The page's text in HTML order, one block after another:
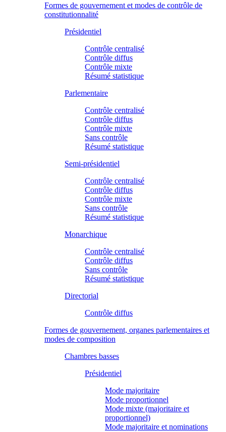
Formes de gouvernement et modes de contrôle de
constitutionnalité
Présidentiel
Contrôle centralisé
Contrôle diffus
Contrôle mixte
Résumé statistique
Parlementaire
Contrôle centralisé
Contrôle diffus
Contrôle mixte
Sans contrôle
Résumé statistique
Semi-présidentiel
Contrôle centralisé
Contrôle diffus
Contrôle mixte
Sans contrôle
Résumé statistique
Monarchique
Contrôle centralisé
Contrôle diffus
Sans contrôle
Résumé statistique
Directorial
Contrôle diffus
Formes de gouvernement, organes parlementaires et
modes de composition
Chambres basses
Présidentiel
Mode majoritaire
Mode proportionnel
Mode mixte (majoritaire et
proportionnel)
Mode majoritaire et nominations